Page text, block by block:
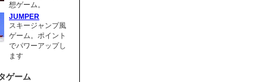
想ゲーム。
JUMPER
スキージャンプ風
ゲーム。ポイント
でパワーアップし
ます
ゲーム